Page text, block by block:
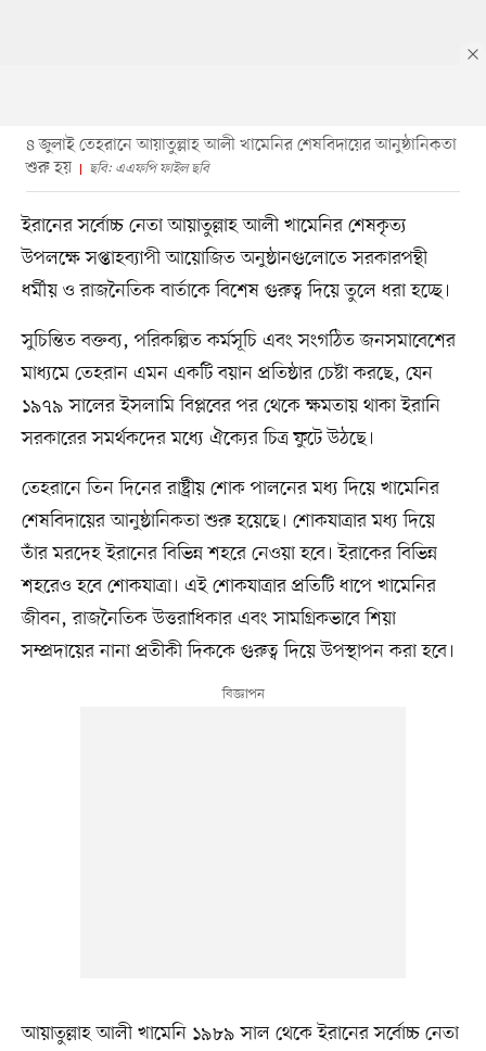
৪ জুলাই তেহরানে আয়াতুল্লাহ আলী খামেনির শেষবিদায়ের আনুষ্ঠানিকতা
শুরু হয়
ছবি: এএফপি ফাইল ছবি
ইরানের সর্বোচ্চ নেতা আয়াতুল্লাহ আলী খামেনির শেষকৃত্য
উপলক্ষে সপ্তাহব্যাপী আয়োজিত অনুষ্ঠানগুলোতে সরকারপন্থী
ধর্মীয় ও রাজনৈতিক বার্তাকে বিশেষ গুরুত্ব দিয়ে তুলে ধরা হচ্ছে।
সুচিন্তিত বক্তব্য, পরিকল্পিত কর্মসূচি এবং সংগঠিত জনসমাবেশের
মাধ্যমে তেহরান এমন একটি বয়ান প্রতিষ্ঠার চেষ্টা করছে, যেন
১৯৭৯ সালের ইসলামি বিপ্লবের পর থেকে ক্ষমতায় থাকা ইরানি
সরকারের সমর্থকদের মধ্যে ঐক্যের চিত্র ফুটে উঠছে।
তেহরানে তিন দিনের রাষ্ট্রীয় শোক পালনের মধ্য দিয়ে খামেনির
শেষবিদায়ের আনুষ্ঠানিকতা শুরু হয়েছে। শোকযাত্রার মধ্য দিয়ে
তাঁর মরদেহ ইরানের বিভিন্ন শহরে নেওয়া হবে। ইরাকের বিভিন্ন
শহরেও হবে শোকযাত্রা। এই শোকযাত্রার প্রতিটি ধাপে খামেনির
জীবন, রাজনৈতিক উত্তরাধিকার এবং সামগ্রিকভাবে শিয়া
সম্প্রদায়ের নানা প্রতীকী দিককে গুরুত্ব দিয়ে উপস্থাপন করা হবে।
আয়াতুল্লাহ আলী খামেনি ১৯৮৯ সাল থেকে ইরানের সর্বোচ্চ নেতা